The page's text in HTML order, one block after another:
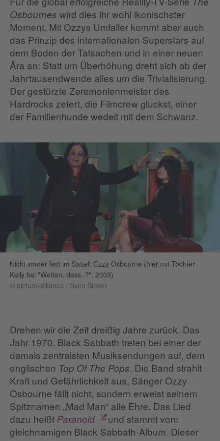
Osbournes wird dies ihr wohl ikonischster
Moment. Mit Ozzys Umfaller kommt aber auch
das Prinzip des internationalen Superstars auf
dem Boden der Tatsachen und in einer neuen
Ära an: Statt um Überhöhung dreht sich ab der
Jahrtausendwende alles um die Trivialisierung.
Der gestürzte Zeremonienmeister des
Hardrocks zetert, die Filmcrew gluckst, einer
der Familienhunde wedelt mit dem Schwanz.
Nicht immer fest im Sattel: Ozzy Osbourne (hier mit Tochter
Kelly bei "Wetten, dass..?", 2003)
© picture-alliance / Sven Simon
Drehen wir die Zeit dreißig Jahre zurück. Das
Jahr 1970. Black Sabbath treten bei einer der
damals zentralsten Musiksendungen auf, dem
englischen Top Of The Pops. Die Band strahlt
Kraft und Gefährlichkeit aus, Sänger Ozzy
Osbourne fällt nicht, sondern erweist seinem
Spitznamen „Mad Man“ alle Ehre. Das Lied
dazu heißt Paranoid
und stammt vom
gleichnamigen Black Sabbath-Album. Dieser